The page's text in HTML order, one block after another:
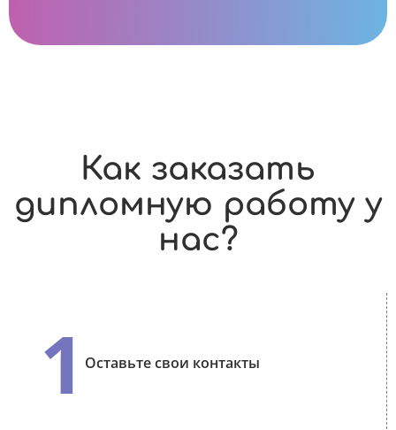
Как заказать
дипломную работу у
нас?
1 Оставьте свои контакты